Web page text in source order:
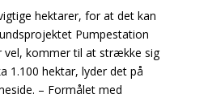
hektarer, for at det kan
Pumpestation
vel, kommer til at strække sig
1.100 hektar, lyder det på
– Formålet med